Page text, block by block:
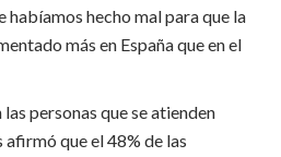
habíamos hecho mal para que la
más en España que en el
personas que se atienden
que el 48% de las